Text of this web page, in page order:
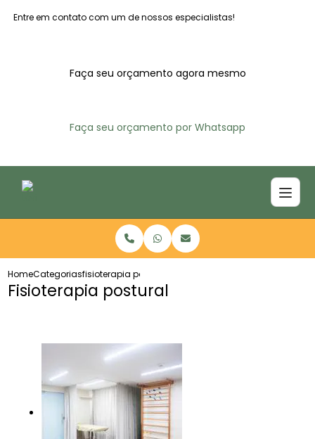
Entre em contato com um de nossos especialistas!
Faça seu orçamento agora mesmo
Faça seu orçamento por Whatsapp
HomeCategoriasfisioterapia postural
Fisioterapia postural​